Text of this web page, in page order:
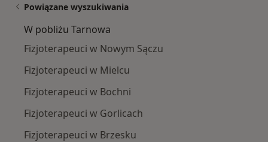
Powiązane wyszukiwania
W pobliżu Tarnowa
Fizjoterapeuci w Nowym Sączu
Fizjoterapeuci w Mielcu
Fizjoterapeuci w Bochni
Fizjoterapeuci w Gorlicach
Fizjoterapeuci w Brzesku